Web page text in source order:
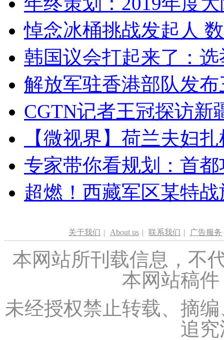
悼念冰桶挑战发起人
韩国议会打起来了：
解放军驻香港部队发
CGTN记者王冠探访新
【微视界】荷兰夫妇
专家带你看规划：首
超燃！西藏军区某特
关于我们 | About us | 联系我们 | 广告服务
本网站所刊载信息，不
本网站稿
未经授权禁止转载、摘
追